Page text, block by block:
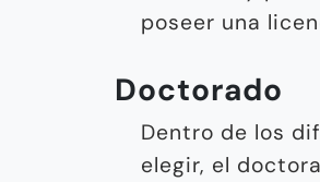
poseer una
Doctorado
Dentro de los
elegir, el